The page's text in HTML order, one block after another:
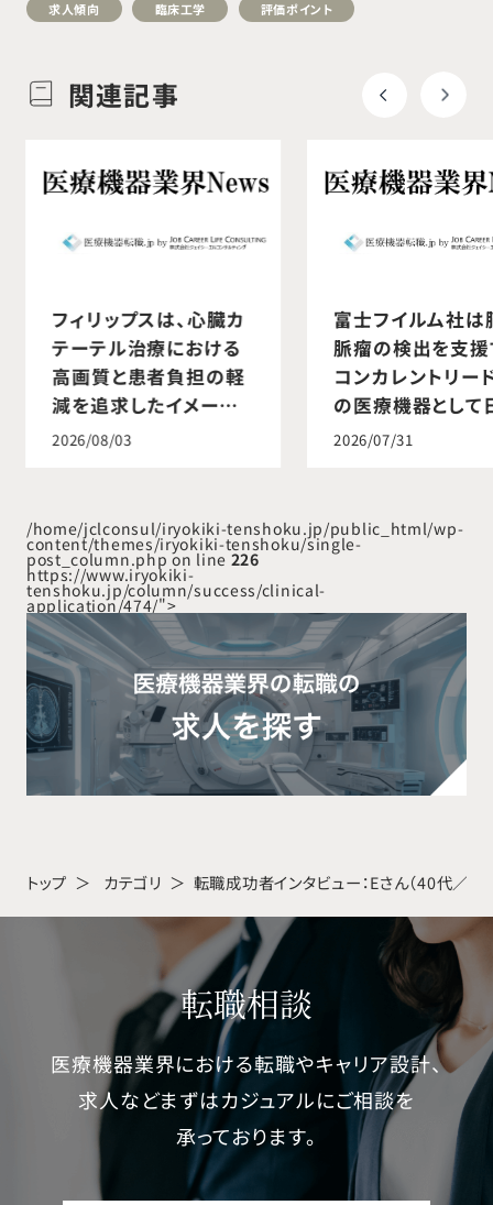
求人傾向 臨床工学 評価ポイント
関連記事
フィリップスは、心臓カ
テーテル治療における
高画質と患者負担の軽
減を追求したイメージ
ングテクノロジー
始しました
2026/08/03
富士フイルム社は
脈瘤の検出を支援
コンカレントリー
の医療機器として
初の薬事承認を
2026/07/31
/home/jclconsul/iryokiki-tenshoku.jp/public_html/wp-
content/themes/iryokiki-tenshoku/single-
post_column.php on line 226
https://www.iryokiki-
tenshoku.jp/column/success/clinical-
application/474/">
トップ カテゴリ 転職成功者インタビュー：Eさん（40代／
転職相談
医療機器業界における転職やキャリア設計、
求人などまずはカジュアルにご相談を
承っております。